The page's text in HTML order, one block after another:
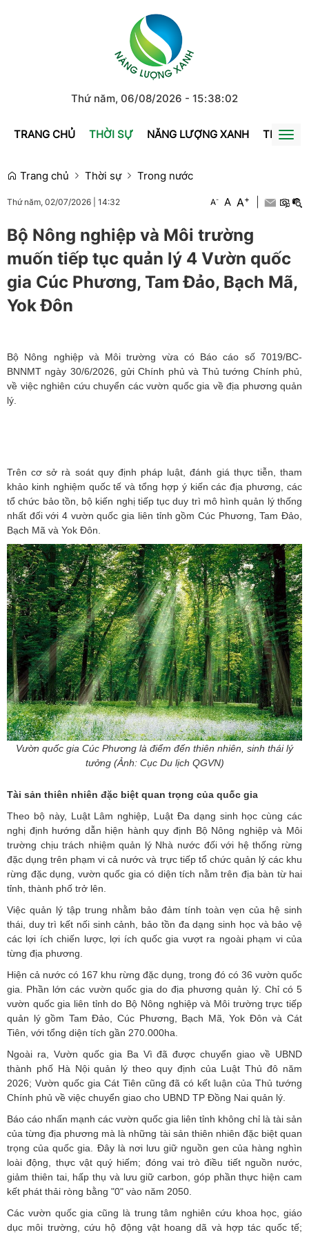
Thứ năm, 06/08/2026 - 15:38:02
TRANG CHỦ THỜI SỰ NĂNG LƯỢNG XANH TRÁI
Trang chủ
Thời sự Trong nước
Thứ năm, 02/07/2026 14:32 A- A A+
Bộ Nông nghiệp và Môi trường
muốn tiếp tục quản lý 4 Vườn quốc
gia Cúc Phương, Tam Đảo, Bạch Mã,
Yok Đôn
Bộ Nông nghiệp và Môi trường vừa có Báo cáo số 7019/BC-
BNNMT ngày 30/6/2026, gửi Chính phủ và Thủ tướng Chính phủ,
về việc nghiên cứu chuyển các vườn quốc gia về địa phương quản
lý.
Trên cơ sở rà soát quy định pháp luật, đánh giá thực tiễn, tham
khảo kinh nghiệm quốc tế và tổng hợp ý kiến các địa phương, các
tổ chức bảo tồn, bộ kiến nghị tiếp tục duy trì mô hình quản lý thống
nhất đối với 4 vườn quốc gia liên tỉnh gồm Cúc Phương, Tam Đảo,
Bạch Mã và Yok Đôn.
Vườn quốc gia Cúc Phương là điểm đến thiên nhiên, sinh thái lý
tưởng (Ảnh: Cục Du lịch QGVN)
Tài sản thiên nhiên đặc biệt quan trọng của quốc gia
Theo bộ này, Luật Lâm nghiệp, Luật Đa dạng sinh học cùng các
nghị định hướng dẫn hiện hành quy định Bộ Nông nghiệp và Môi
trường chịu trách nhiệm quản lý Nhà nước đối với hệ thống rừng
đặc dụng trên phạm vi cả nước và trực tiếp tổ chức quản lý các khu
rừng đặc dụng, vườn quốc gia có diện tích nằm trên địa bàn từ hai
tỉnh, thành phố trở lên.
Việc quản lý tập trung nhằm bảo đảm tính toàn vẹn của hệ sinh
thái, duy trì kết nối sinh cảnh, bảo tồn đa dạng sinh học và bảo vệ
các lợi ích chiến lược, lợi ích quốc gia vượt ra ngoài phạm vi của
từng địa phương.
Hiện cả nước có 167 khu rừng đặc dụng, trong đó có 36 vườn quốc
gia. Phần lớn các vườn quốc gia do địa phương quản lý. Chỉ có 5
vườn quốc gia liên tỉnh do Bộ Nông nghiệp và Môi trường trực tiếp
quản lý gồm Tam Đảo, Cúc Phương, Bạch Mã, Yok Đôn và Cát
Tiên, với tổng diện tích gần 270.000ha.
Ngoài ra, Vườn quốc gia Ba Vì đã được chuyển giao về UBND
thành phố Hà Nội quản lý theo quy định của Luật Thủ đô năm
2026; Vườn quốc gia Cát Tiên cũng đã có kết luận của Thủ tướng
Chính phủ về việc chuyển giao cho UBND TP Đồng Nai quản lý.
Báo cáo nhấn mạnh các vườn quốc gia liên tỉnh không chỉ là tài sản
của từng địa phương mà là những tài sản thiên nhiên đặc biệt quan
trọng của quốc gia. Đây là nơi lưu giữ nguồn gen của hàng nghìn
loài động, thực vật quý hiếm; đóng vai trò điều tiết nguồn nước,
giảm thiên tai, hấp thụ và lưu giữ carbon, góp phần thực hiện cam
kết phát thải ròng bằng "0" vào năm 2050.
Các vườn quốc gia cũng là trung tâm nghiên cứu khoa học, giáo
dục môi trường, cứu hộ động vật hoang dã và hợp tác quốc tế;